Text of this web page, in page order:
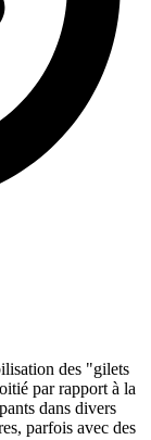
des "gilets
par rapport à la
dans divers
parfois avec des